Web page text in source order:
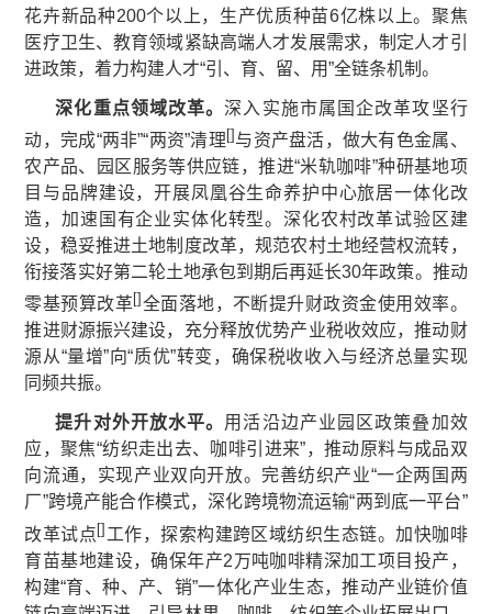
花卉新品种200个以上，生产优质种苗6亿株以上。聚焦
医疗卫生、教育领域紧缺高端人才发展需求，制定人才引
进政策，着力构建人才“引、育、留、用”全链条机制。
深化重点领域改革。深入实施市属国企改革攻坚行
动，完成“两非”“两资”清理[]与资产盘活，做大有色金属、
农产品、园区服务等供应链，推进“米轨咖啡”种研基地项
目与品牌建设，开展凤凰谷生命养护中心旅居一体化改
造，加速国有企业实体化转型。深化农村改革试验区建
设，稳妥推进土地制度改革，规范农村土地经营权流转，
衔接落实好第二轮土地承包到期后再延长30年政策。推动
零基预算改革[] 全面落地，不断提升财政资金使用效率。
推进财源振兴建设，充分释放优势产业税收效应，推动财
源从“量增”向“质优”转变，确保税收收入与经济总量实现
同频共振。
提升对外开放水平。 用活沿边产业园区政策叠加效
应，聚焦“纺织走出去、咖啡引进来”，推动原料与成品双
向流通，实现产业双向开放。完善纺织产业“一企两国两
厂”跨境产能合作模式，深化跨境物流运输“两到底一平台”
改革试点[] 工作，探索构建跨区域纺织生态链。加快咖啡
育苗基地建设，确保年产2万吨咖啡精深加工项目投产，
构建“育、种、产、销”一体化产业生态，推动产业链价值